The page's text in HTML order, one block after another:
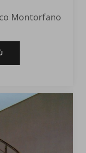
Montorfano